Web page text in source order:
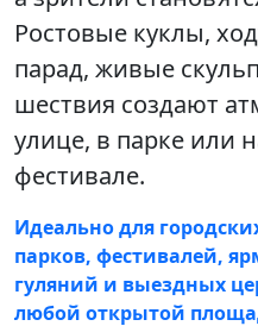
Ростовые куклы,
парад, живые
шествия создают
улице, в парке или
фестивале.
Идеально для
парков, фестивалей,
гуляний и выездных
любой открытой